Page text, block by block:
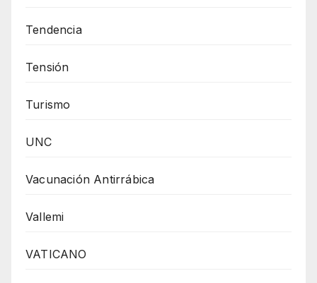
Tendencia
Tensión
Turismo
UNC
Vacunación Antirrábica
Vallemi
VATICANO